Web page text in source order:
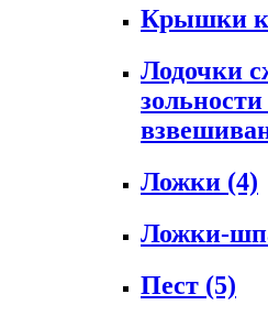
Крышки к
Лодочки
Ложки (4)
Ложки-
Пест (5)